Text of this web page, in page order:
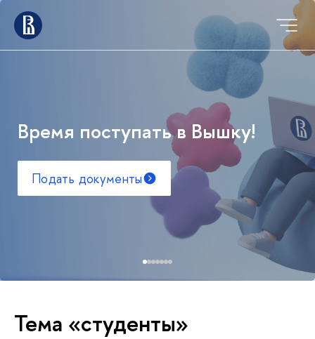
Время поступать в Вышку!
Подать документы
Тема «студенты»